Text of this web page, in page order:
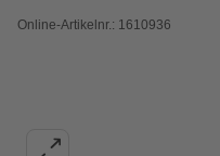
Online-Artikelnr.: 1610936